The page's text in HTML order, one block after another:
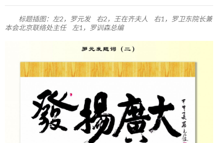
标题插图：左2，罗元发 右2，王在齐夫人 右1，罗卫东院长兼
本会北京联络处主任 左1，罗训森总编